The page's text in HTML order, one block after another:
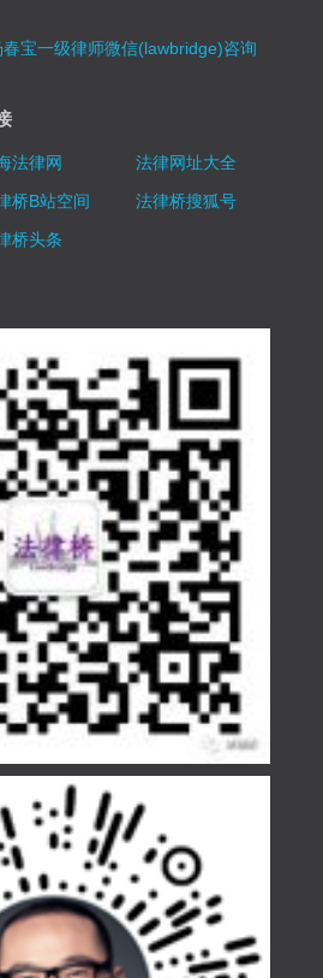
宝一级律师微信(lawbridge)咨询
法律网
法律网址大全
桥B站空间
法律桥搜狐号
桥头条